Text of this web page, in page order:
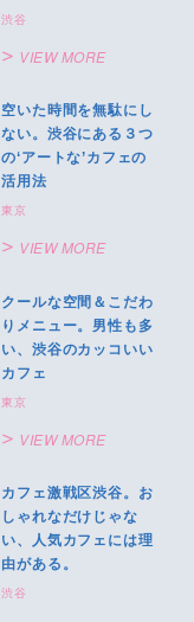
渋谷
VIEW MORE
空いた時間を無駄にし
ない。渋谷にある３つ
の‘アートな’カフェの
活用法
東京
VIEW MORE
クールな空間＆こだわ
りメニュー。男性も多
い、渋谷のカッコいい
カフェ
東京
VIEW MORE
カフェ激戦区渋谷。お
しゃれなだけじゃな
い、人気カフェには理
由がある。
渋谷